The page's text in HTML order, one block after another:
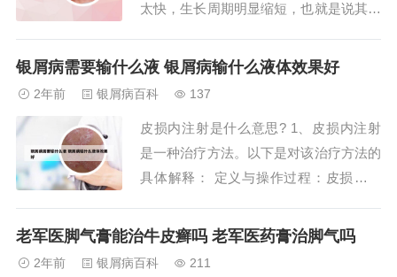
太快，生长周期明显缩短，也就是说其表
最外层--角质层。2、先说银屑病，银屑
导参与的慢性的鳞屑性皮肤病，就是俗称
的牛皮...
银屑病需要输什么液 银屑病输什么液体效果好
2年前 银屑病百科 137
皮损内注射是什么意思? 1、皮损内注射
是一种治疗方法。以下是对该治疗方法的
具体解释： 定义与操作过程：皮损内注
内。这种治疗方法主要用于皮肤病、皮肤
老军医脚气膏能治牛皮癣吗 老军医药膏治脚气吗
2年前 银屑病百科 211